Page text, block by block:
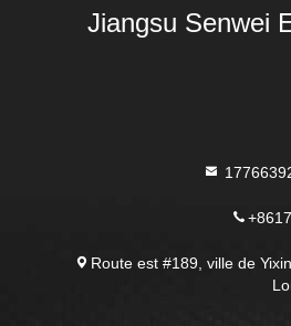
Jiangsu Senwei
Route est #189, ville de